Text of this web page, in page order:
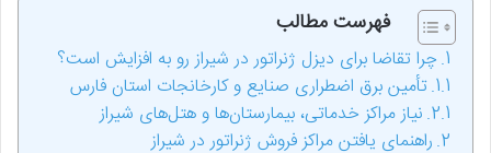
فهرست مطالب
چرا تقاضا برای دیزل ژنراتور در شیراز رو به افزایش است؟
تأمین برق اضطراری صنایع و کارخانجات استان فارس
نیاز مراکز خدماتی، بیمارستان‌ها و هتل‌های شیراز
راهنمای یافتن مراکز فروش ژنراتور در شیراز